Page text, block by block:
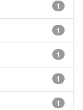
1
1
1
1
1